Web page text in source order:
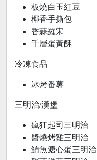
板燒白玉紅豆
椰香手撕包
香蒜羅宋
千層蛋黃酥
冷凍食品
冰烤番薯
三明治/漢堡
瘋狂起司三明治
醬燒烤雞三明治
鮪魚溏心蛋三明治